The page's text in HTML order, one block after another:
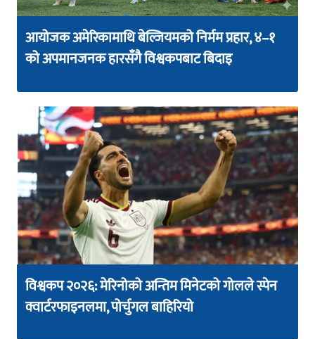
आयोजक अमेरिकामाथि बेल्जियमको निर्मम प्रहार, ४–१
को अपमानजनक हारसँगै विश्वकपबाट बिदाइ
विश्वकप २०२६: मेरिनोको अन्तिम मिनेटको गोलले स्पेन
क्वार्टरफाइनलमा, पोर्चुगल बाहिरियो